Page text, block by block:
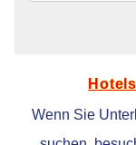
Wenn Sie